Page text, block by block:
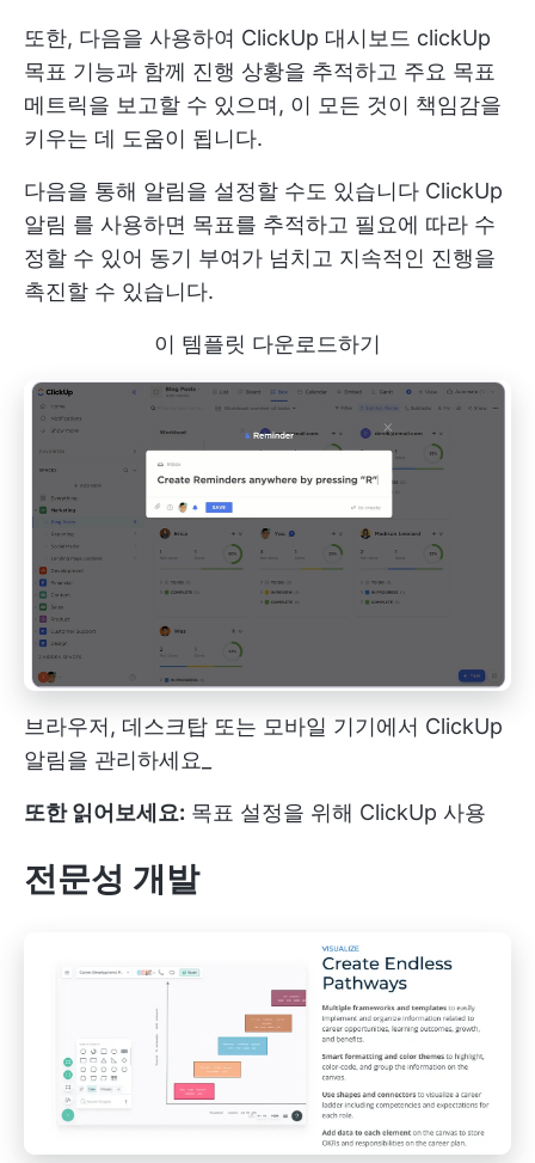
또한, 다음을 사용하여 ClickUp 대시보드 clickUp
목표 기능과 함께 진행 상황을 추적하고 주요 목표
메트릭을 보고할 수 있으며, 이 모든 것이 책임감을
키우는 데 도움이 됩니다.
다음을 통해 알림을 설정할 수도 있습니다 ClickUp
알림 를 사용하면 목표를 추적하고 필요에 따라 수
정할 수 있어 동기 부여가 넘치고 지속적인 진행을
촉진할 수 있습니다.
이 템플릿 다운로드하기
브라우저, 데스크탑 또는 모바일 기기에서 ClickUp
알림을 관리하세요_
또한 읽어보세요: 목표 설정을 위해 ClickUp 사용
전문성 개발